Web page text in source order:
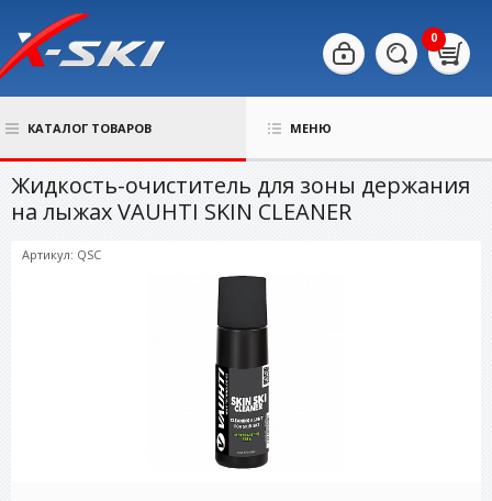
0
КАТАЛОГ ТОВАРОВ МЕНЮ
Жидкость-очиститель для зоны держания
на лыжах VAUHTI SKIN CLEANER
Артикул: QSC